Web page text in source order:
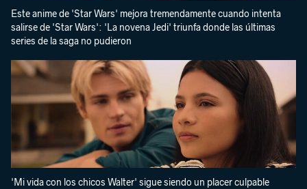
Este anime de 'Star Wars' mejora tremendamente cuando intenta
salirse de 'Star Wars': 'La novena Jedi' triunfa donde las últimas
series de la saga no pudieron
'Mi vida con los chicos Walter' sigue siendo un placer culpable